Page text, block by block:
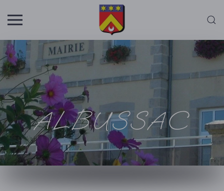
Skip to main content
ALBUSSAC